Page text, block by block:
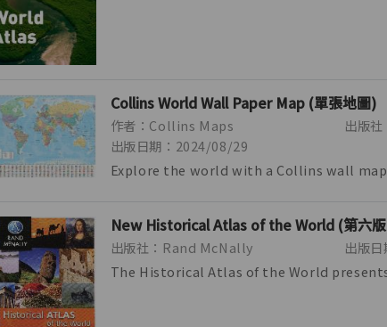
Collins World Wall Paper Map (單張地圖)
作者：Collins Maps
出版
出版日期：2024/08/29
Explore the world with a Collins wall
New Historical Atlas of the World (第六
出版社：Rand McNally
出版
The Historical Atlas of the World